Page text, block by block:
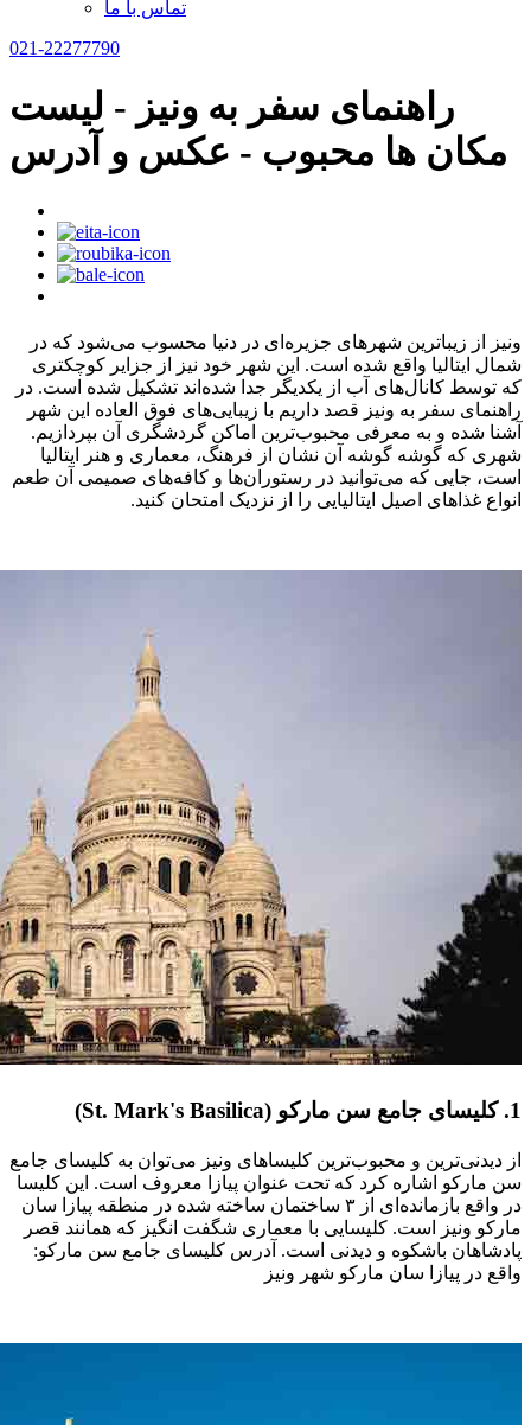
تماس با ما
021-22277790
راهنمای سفر به ونیز - لیست
مکان ها محبوب - عکس و آدرس
ونیز از زیباترین شهرهای جزیره‌ای در دنیا محسوب می‌شود که در
شمال ایتالیا واقع شده است. این شهر خود نیز از جزایر کوچکتری
که توسط کانال‌های آب از یکدیگر جدا شده‌اند تشکیل شده است. در
راهنمای سفر به ونیز قصد داریم با زیبایی‌های فوق العاده این شهر
آشنا شده و به معرفی محبوب‌ترین اماکن گردشگری آن بپردازیم.
شهری که گوشه گوشه آن نشان از فرهنگ، معماری و هنر ایتالیا
است، جایی که می‌توانید در رستوران‌ها و کافه‌های صمیمی آن طعم
انواع غذاهای اصیل ایتالیایی را از نزدیک امتحان کنید.
1. کلیسای جامع سن مارکو (St. Mark's Basilica)
از دیدنی‌ترین و محبوب‌ترین کلیساهای ونیز می‌توان به کلیسای جامع
سن مارکو اشاره کرد که تحت عنوان پیازا معروف است. این کلیسا
در واقع بازمانده‌ای از ۳ ساختمان ساخته شده در منطقه پیازا سان
مارکو ونیز است. کلیسایی با معماری شگفت انگیز که همانند قصر
پادشاهان باشکوه و دیدنی است. آدرس کلیسای جامع سن مارکو:
واقع در پیازا سان مارکو شهر ونیز